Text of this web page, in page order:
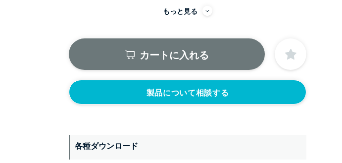
正面側の下部にノズルをつける
もっと見る
カートに入れる
製品について相談する
各種ダウンロード